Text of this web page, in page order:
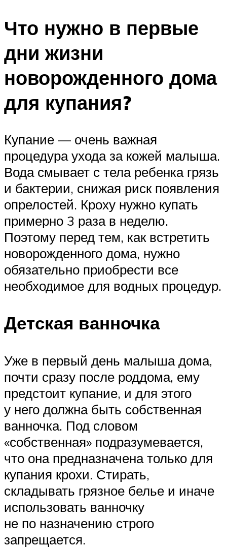
Что нужно в первые
дни жизни
новорожденного дома
для купания?
Купание — очень важная
процедура ухода за кожей малыша.
Вода смывает с тела ребенка грязь
и бактерии, снижая риск появления
опрелостей. Кроху нужно купать
примерно 3 раза в неделю.
Поэтому перед тем, как встретить
новорожденного дома, нужно
обязательно приобрести все
необходимое для водных процедур.
Детская ванночка
Уже в первый день малыша дома,
почти сразу после роддома, ему
предстоит купание, и для этого
у него должна быть собственная
ванночка. Под словом
«собственная» подразумевается,
что она предназначена только для
купания крохи. Стирать,
складывать грязное белье и иначе
использовать ванночку
не по назначению строго
запрещается.